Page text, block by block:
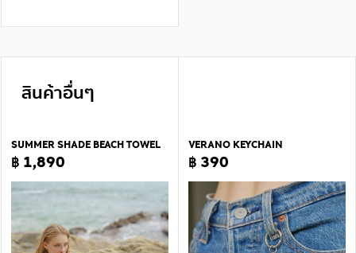
สินค้าอื่นๆ
SUMMER SHADE BEACH TOWEL
฿ 1,890
VERANO KEYCHAIN
฿ 390